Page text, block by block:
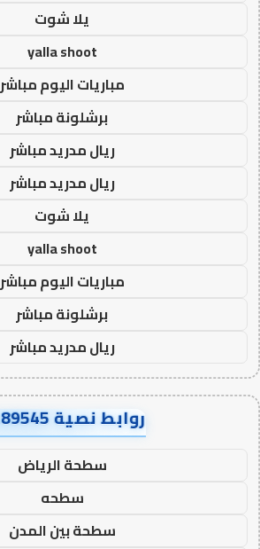
يلا شوت
yalla shoot
مباريات اليوم مباشر
برشلونة مباشر
ريال مدريد مباشر
ريال مدريد مباشر
يلا شوت
yalla shoot
مباريات اليوم مباشر
برشلونة مباشر
ريال مدريد مباشر
روابط نصية AA89545
سطحة الرياض
سطحه
سطحة بين المدن